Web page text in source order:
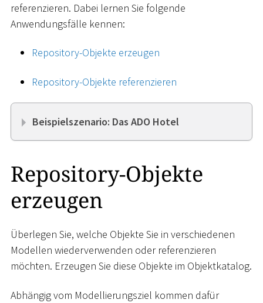
referenzieren. Dabei lernen Sie folgende
Anwendungsfälle kennen:
Repository-Objekte erzeugen
Repository-Objekte referenzieren
Beispielszenario: Das ADO Hotel
Repository-Objekte
erzeugen
Überlegen Sie, welche Objekte Sie in verschiedenen
Modellen wiederverwenden oder referenzieren
möchten. Erzeugen Sie diese Objekte im Objektkatalog.
Abhängig vom Modellierungsziel kommen dafür